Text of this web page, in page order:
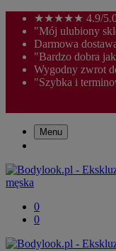
★★★★★ 4.9/5.0 -
"Mój ulubiony
Darmowa
"Bardzo dobra
Wygodny zwrot
"Szybka i
Menu
0
0